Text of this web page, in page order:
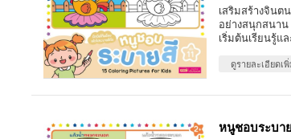
เสริมสร้างจินต
อย่างสนุกสนาน
เริ่มต้นเรียนรู้แ
ดูรายละเอียดเ
หนูชอบระบา